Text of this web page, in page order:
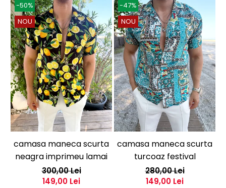
-50%
NOU
camasa maneca scurta
neagra imprimeu lamai
300,00 Lei
149,00 Lei
-47%
NOU
camasa maneca scurta
turcoaz festival
280,00 Lei
149,00 Lei